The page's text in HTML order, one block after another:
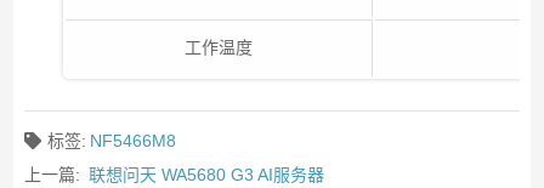
工作温度
标签: NF5466M8
上一篇: 联想问天 WA5680 G3 AI服务器